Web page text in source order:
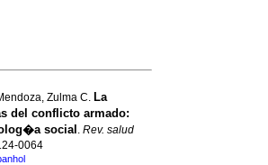
Zulma C. La
del conflicto armado:
social . Rev. salud
0064